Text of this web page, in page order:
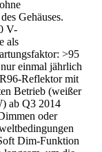
Gehäuses.
V-
als
>95
einmal jährlich
Reflektor mit
Betrieb (weißer
ab Q3 2014
oder
Dim-Funktion